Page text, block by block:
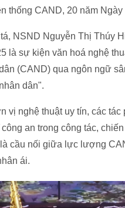
thống CAND, 20 năm
NSND Nguyễn Thị Thúy
là sự kiện văn hoá nghệ
(CAND) qua ngôn ngữ
dân".
vị nghệ thuật uy tín, các
an trong công tác,
cầu nối giữa lực lượng
ái.